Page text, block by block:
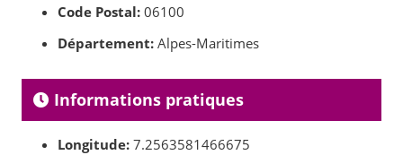
Code Postal: 06100
Département: Alpes-Maritimes
Informations pratiques
Longitude: 7.2563581466675